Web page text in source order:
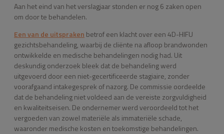
Aan het eind van het verslagjaar stonden er nog 6 zaken open
om door te behandelen.
Een van de uitspraken betrof een klacht over een 4D-HIFU
gezichtsbehandeling, waarbij de cliënte na afloop brandwonden
ontwikkelde en medische behandelingen nodig had. Uit
deskundig onderzoek bleek dat de behandeling werd
uitgevoerd door een niet-gecertificeerde stagiaire, zonder
voorafgaand intakegesprek of nazorg. De commissie oordeelde
dat de behandeling niet voldeed aan de vereiste zorgvuldigheid
en kwaliteitseisen. De ondernemer werd veroordeeld tot het
vergoeden van zowel materiële als immateriële schade,
waaronder medische kosten en toekomstige behandelingen.